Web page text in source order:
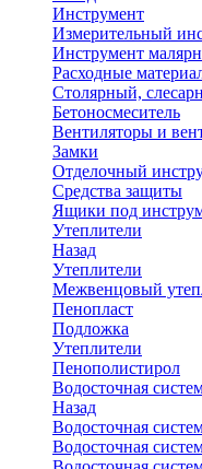
Инструмент
Измерительный
Инструмент
Расходные
Столярный,
Бетоносмеситель
Вентиляторы и
Замки
Отделочный
Средства защиты
Ящики под
Утеплители
Назад
Утеплители
Межвенцовый
Пенопласт
Подложка
Утеплители
Пенополистирол
Водосточная
Назад
Водосточная
Водосточная